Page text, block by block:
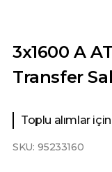
3x1600 A
Transfer
Toplu alımlar
SKU: 95233160